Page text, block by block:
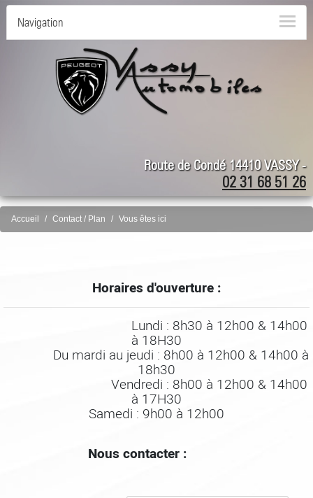
Navigation
Route de Condé 14410 VASSY -
02 31 68 51 26
Accueil Contact / Plan Vous êtes ici
Horaires d'ouverture :
Lundi : 8h30 à 12h00 & 14h00
à 18H30
Du mardi au jeudi : 8h00 à 12h00 & 14h00 à
18h30
Vendredi : 8h00 à 12h00 & 14h00
à 17H30
Samedi : 9h00 à 12h00
Nous contacter :